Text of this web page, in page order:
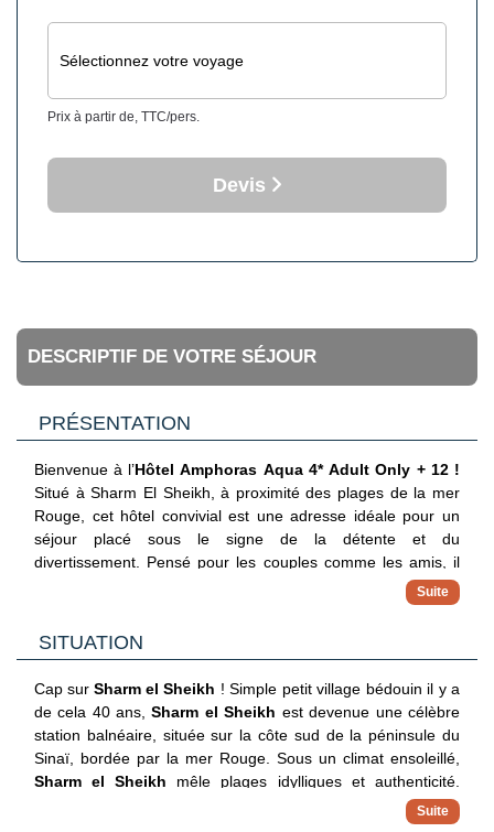
Sélectionnez votre voyage
Prix à partir de, TTC/pers.
Devis
DESCRIPTIF DE VOTRE SÉJOUR
PRÉSENTATION
Bienvenue à l’Hôtel Amphoras Aqua 4* Adult Only + 12 !
Situé à Sharm El Sheikh, à proximité des plages de la mer
Rouge, cet hôtel convivial est une adresse idéale pour un
séjour placé sous le signe de la détente et du
divertissement. Pensé pour les couples comme les amis, il
offre une atmosphère décontractée et des installations
adaptées à toutes les préférences. Les chambres
ensoleillée, tandis que les piscines et les espaces de loisirs
apprécierez également la restauration variée et l’ambiance
animée de l’établissement. Grâce à sa situation à Sharm El
Sheikh, cet hôtel constitue le point de départ idéal pour
découvrir les richesses de la mer Rouge et savourer des
vacances en toute simplicité.
SITUATION
Cap sur Sharm el Sheikh ! Simple petit village bédouin il y a
de cela 40 ans, Sharm el Sheikh est devenue une célèbre
station balnéaire, située sur la côte sud de la péninsule du
Sinaï, bordée par la mer Rouge. Sous un climat ensoleillé,
Sharm el Sheikh mêle plages idylliques et authenticité.
Réputée pour ses sites de plongée exceptionnels, la région
abrite des récifs coralliens spectaculaires comme ceux du